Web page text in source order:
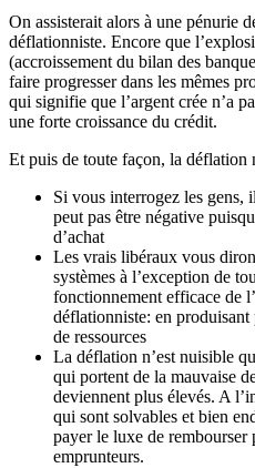
On assisterait alors à une pénurie
déflationniste. Encore que
(accroissement du bilan des
faire progresser dans les mêmes
qui signifie que l’argent crée n’a
une forte croissance du crédit.
Et puis de toute façon, la déflation
Si vous interrogez les gens,
peut pas être négative
d’achat
Les vrais libéraux vous
systèmes à l’exception de
fonctionnement efficace de
déflationniste: en
de ressources
La déflation n’est nuisible
qui portent de la mauvaise
deviennent plus élevés. A
qui sont solvables et bien
payer le luxe de rembourser
emprunteurs.